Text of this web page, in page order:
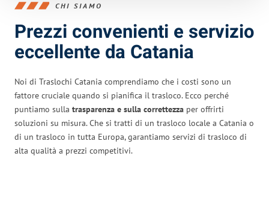
CHI SIAMO
Prezzi convenienti e servizio
eccellente da Catania
Noi di Traslochi Catania comprendiamo che i costi sono un
fattore cruciale quando si pianifica il trasloco. Ecco perché
puntiamo sulla trasparenza e sulla correttezza per offrirti
soluzioni su misura. Che si tratti di un trasloco locale a Catania o
di un trasloco in tutta Europa, garantiamo servizi di trasloco di
alta qualità a prezzi competitivi.